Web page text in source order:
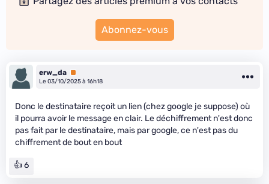
Abonnez-vous
erw_da Premium
Le 03/10/2025 à 16h18
Donc le destinataire reçoit un lien (chez google je suppose) où
il pourra avoir le message en clair. Le déchiffrement n'est donc
pas fait par le destinataire, mais par google, ce n'est pas du
chiffrement de bout en bout
👍 6